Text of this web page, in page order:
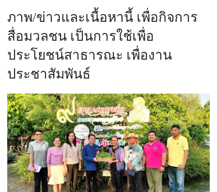
ภาพ/ข่าวและเนื้อหานี้ เพื่อกิจการ
สื่อมวลชน เป็นการใช้เพื่อ
ประโยชน์สาธารณะ เพื่องาน
ประชาสัมพันธ์